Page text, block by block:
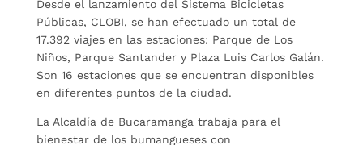
Desde el lanzamiento del Sistema Bicicletas
Públicas, CLOBI, se han efectuado un total de
17.392 viajes en las estaciones: Parque de Los
Niños, Parque Santander y Plaza Luis Carlos Galán.
Son 16 estaciones que se encuentran disponibles
en diferentes puntos de la ciudad.
La Alcaldía de Bucaramanga trabaja para el
bienestar de los bumangueses con